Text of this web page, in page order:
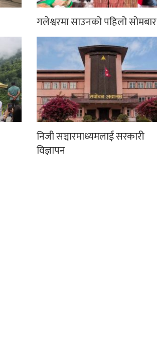
गलेश्वरमा साउनको पहिलो सोमबार
निजी सञ्चारमाध्यमलाई सरकारी
विज्ञापन